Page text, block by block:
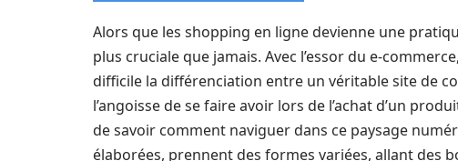
Alors que les shopping en ligne devienne une
plus cruciale que jamais. Avec l’essor du e-
difficile la différenciation entre un véritable site de
l’angoisse de se faire avoir lors de l’achat d’un
de savoir comment naviguer dans ce paysage
élaborées, prennent des formes variées, allant des